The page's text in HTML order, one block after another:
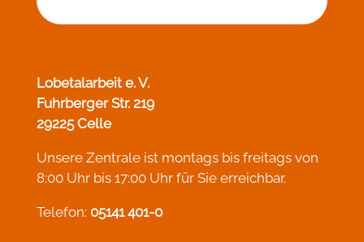
Lobetalarbeit e. V.
Fuhrberger Str. 219
29225 Celle
Unsere Zentrale ist montags bis freitags von
8:00 Uhr bis 17:00 Uhr für Sie erreichbar.
Telefon: 05141 401-0